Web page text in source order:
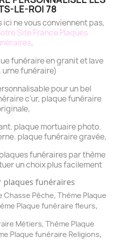
LE-ROI 78
ici ne vous conviennent pas,
Site France Plaques
.
funéraire en granit et lave
urne funéraire)
pour un bel
c'ur, plaque funéraire
plaque mortuaire photo.
plaque funéraire gravée,
funéraires par thème
un choix plus facilement
plaques funéraires
Chasse Pêche, Thème Plaque
Plaque funéraire fleurs,
Métiers, Thème Plaque
Plaque funéraire Religions,